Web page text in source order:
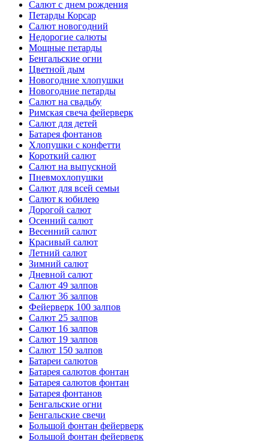
Салют с днем рождения
Петарды Корсар
Салют новогодний
Недорогие салюты
Мощные петарды
Бенгальские огни
Цветной дым
Новогодние хлопушки
Новогодние петарды
Салют на свадьбу
Римская свеча фейерверк
Салют для детей
Батарея фонтанов
Хлопушки с конфетти
Короткий салют
Салют на выпускной
Пневмохлопушки
Салют для всей семьи
Салют к юбилею
Дорогой салют
Осенний салют
Весенний салют
Красивый салют
Летний салют
Зимний салют
Дневной салют
Салют 49 залпов
Салют 36 залпов
Фейерверк 100 залпов
Салют 25 залпов
Салют 16 залпов
Салют 19 залпов
Салют 150 залпов
Батареи салютов
Батарея салютов фонтан
Батарея салютов фонтан
Батарея фонтанов
Бенгальские огни
Бенгальские свечи
Большой фонтан фейерверк
Большой фонтан фейерверк